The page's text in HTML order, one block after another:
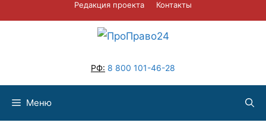
Редакция проекта Контакты
РФ: 8 800 101-46-28
Меню